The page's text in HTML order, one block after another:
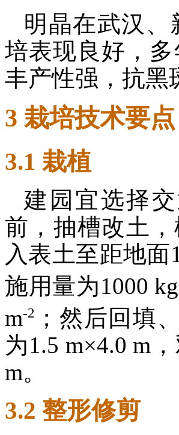
明晶在武汉
培表现良好，
丰产性强，抗黑
3 栽培技术要点
3.1 栽植
建园宜选择
前，抽槽改土
入表土至距地
施用量为1000
m-2
；然后回填
为1.5 m×4.0 m
m。
3.2 整形修剪